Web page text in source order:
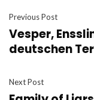
Previous Post
Vesper,
deutschen
Next Post